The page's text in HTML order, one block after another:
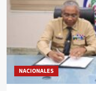
NACIONALES